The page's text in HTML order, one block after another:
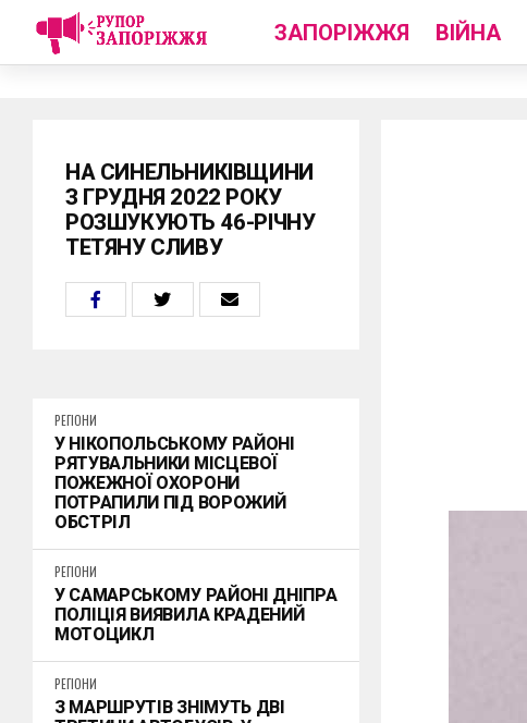
ЗАПОРІЖЖЯ ВІЙНА
НА СИНЕЛЬНИКІВЩИНИ
З ГРУДНЯ 2022 РОКУ
РОЗШУКУЮТЬ 46-РІЧНУ
ТЕТЯНУ СЛИВУ
РЕГІОНИ
У НІКОПОЛЬСЬКОМУ РАЙОНІ
РЯТУВАЛЬНИКИ МІСЦЕВОЇ
ПОЖЕЖНОЇ ОХОРОНИ
ПОТРАПИЛИ ПІД ВОРОЖИЙ
ОБСТРІЛ
РЕГІОНИ
У САМАРСЬКОМУ РАЙОНІ ДНІПРА
ПОЛІЦІЯ ВИЯВИЛА КРАДЕНИЙ
МОТОЦИКЛ
РЕГІОНИ
З МАРШРУТІВ ЗНІМУТЬ ДВІ